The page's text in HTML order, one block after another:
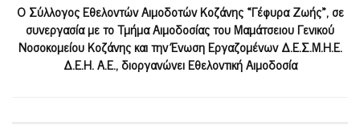
Ο Σύλλογος Εθελοντών Αιμοδοτών Κοζάνης «Γέφυρα Ζωής», σε
συνεργασία με το Τμήμα Αιμοδοσίας του Μαμάτσειου Γενικού
Νοσοκομείου Κοζάνης και την Ένωση Εργαζομένων Δ.Ε.Σ.Μ.Η.Ε.
Δ.Ε.Η. Α.Ε., διοργανώνει Εθελοντική Αιμοδοσία